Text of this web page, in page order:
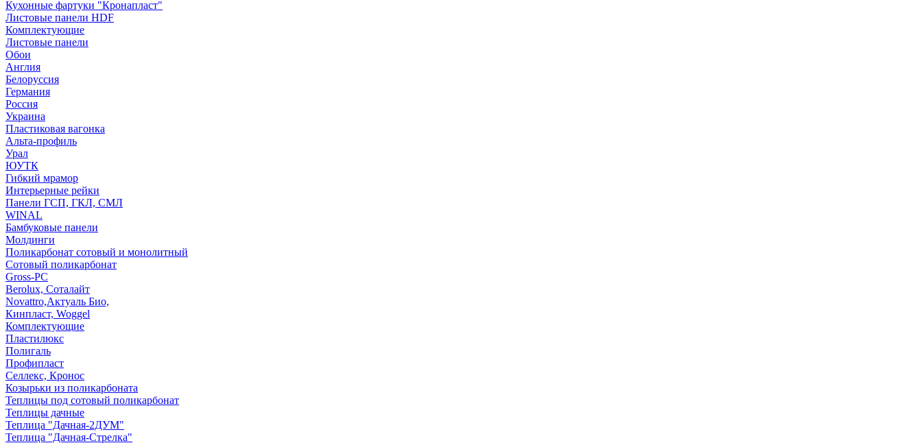
Кухонные фартуки "Кронапласт"
Листовые панели HDF
Комплектующие
Листовые панели
Обои
Англия
Белоруссия
Германия
Россия
Украина
Пластиковая вагонка
Альта-профиль
Урал
ЮУТК
Гибкий мрамор
Интерьерные рейки
Панели ГСП, ГКЛ, СМЛ
WINAL
Бамбуковые панели
Молдинги
Поликарбонат сотовый и монолитный
Сотовый поликарбонат
Gross-PC
Berolux, Соталайт
Novattro,Актуаль Био,
Кинпласт, Woggel
Комплектующие
Пластилюкс
Полигаль
Профипласт
Селлекс, Кронос
Козырьки из поликарбоната
Теплицы под сотовый поликарбонат
Теплицы дачные
Теплица "Дачная-2ДУМ"
Теплица "Дачная-Стрелка"